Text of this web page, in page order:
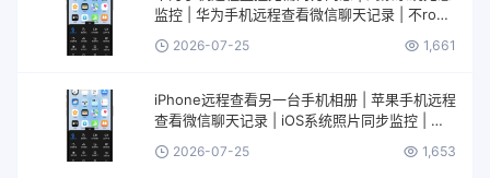
监控 | 华为手机远程查看微信聊天记录 | 不root
2026-07-25 1,661
iPhone远程查看另一台手机相册 | 苹果手机远程
查看微信聊天记录 | iOS系统照片同步监控 | 不
iPhone
2026-07-25 1,653